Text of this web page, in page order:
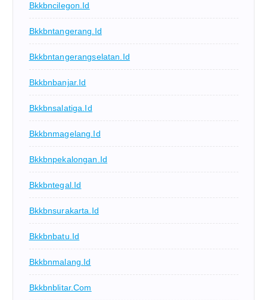
Bkkbncilegon.id
Bkkbntangerang.id
Bkkbntangerangselatan.id
Bkkbnbanjar.id
Bkkbnsalatiga.id
Bkkbnmagelang.id
Bkkbnpekalongan.id
Bkkbntegal.id
Bkkbnsurakarta.id
Bkkbnbatu.id
Bkkbnmalang.id
Bkkbnblitar.com